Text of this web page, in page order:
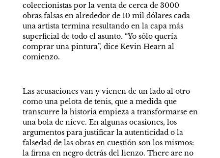
coleccionistas por la venta de cerca de 3000
obras falsas en alrededor de 10 mil dólares cada
una artista termina resultando en la capa más
superficial de todo el asunto. “Yo sólo quería
comprar una pintura”, dice Kevin Hearn al
comienzo.
Las acusaciones van y vienen de un lado al otro
como una pelota de tenis, que a medida que
transcurre la historia empieza a transformarse en
una bola de nieve. En algunas ocasiones, los
argumentos para justificar la autenticidad o la
falsedad de las obras en cuestión son los mismos:
la firma en negro detrás del lienzo. There are no